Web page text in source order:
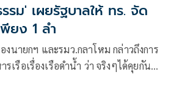
รม' เผยรัฐบาลให้ ทร. จัด
ยง 1 ลำ
นายกฯ และรมว.กลาโหม กล่าวถึงการ
รือเรื่องเรือดำน้ำ ว่า จริงๆได้คุยกัน